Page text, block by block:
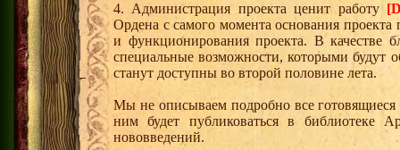
4. Администрация проекта ценит работу
Ордена с самого момента основания
и функционирования проекта. В качестве
специальные возможности, которыми будут
станут доступны во второй половине лета.
Мы не описываем подробно все
ним будет публиковаться в библиотеке
нововведений.